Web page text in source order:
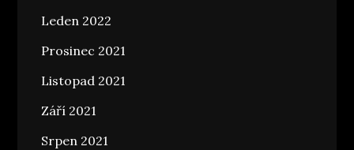
Leden 2022
Prosinec 2021
Listopad 2021
Září 2021
Srpen 2021